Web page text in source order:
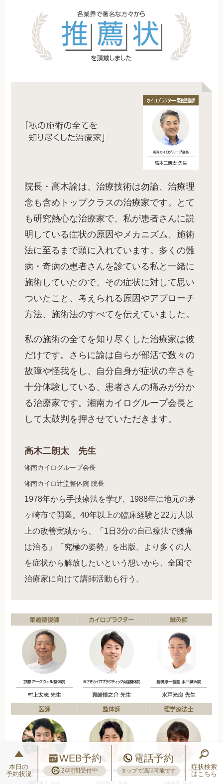
院長・高木諭は、治療技術は勿論、治療理
念も含めトップクラスの治療家です。とて
も研究熱心な治療家で、私が患者さんに説
明している症状の原因やメカニズム、施術
法に至るまで頭に入れています。多くの難
病・奇病の患者さんを診ている私と一緒に
施術していたので、その症状に対して思い
ついたこと、考えられる原因やアプローチ
方法、施術法のすべてを伝えていました。
私の施術の全てを知り尽くした治療家は彼
だけです。さらに諭は自らが部活で数々の
故障や怪我をし、自分自身が症状の辛さを
十分体験している、患者さんの痛みが分か
る治療家です。湘南カイログループ会長と
して太鼓判を押させていただきます。
高木二朗太 先生
湘南カイログループ会長
湘南カイロ辻堂整体院 院長
1978年から手技療法を学び、1988年に地元の茅
ヶ崎市で開業。40年以上の臨床経験と22万人以
上の改善実績から、「1日3分の自己療法で腰痛
は治る」「究極の姿勢」を出版。より多くの人
を症状から解放したいという想いから、全国で
治療家に向けて講師活動も行う。
本日の
予約状況
WEB予約
24時間受付中
電話予約
タップで通話可能です
症状検索
はこちら